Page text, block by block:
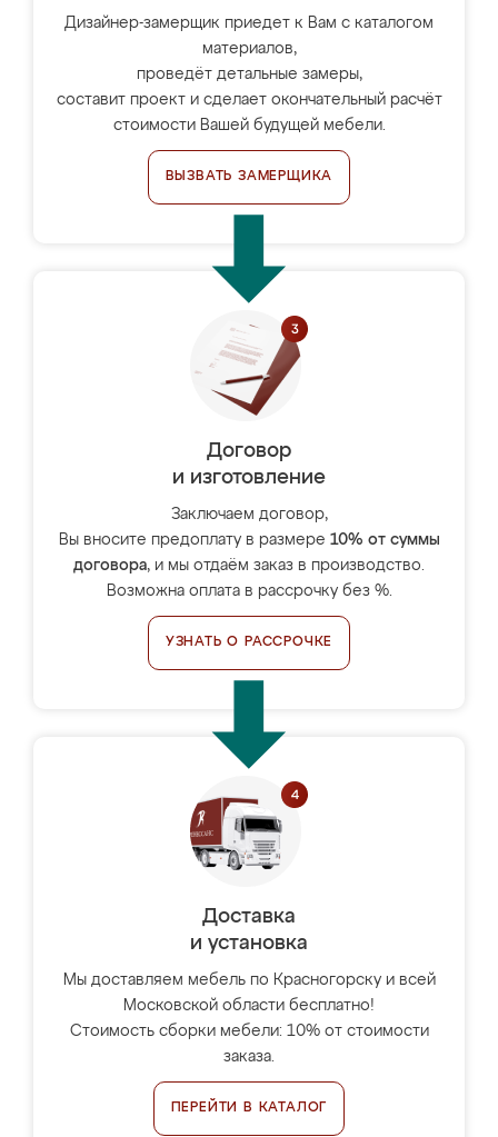
Дизайнер-замерщик приедет к Вам с каталогом
материалов,
проведёт детальные замеры,
составит проект и сделает окончательный расчёт
стоимости Вашей будущей мебели.
ВЫЗВАТЬ ЗАМЕРЩИКА
Договор
и изготовление
Заключаем договор,
Вы вносите предоплату в размере 10% от суммы
договора, и мы отдаём заказ в производство.
Возможна оплата в рассрочку без %.
УЗНАТЬ О РАССРОЧКЕ
Доставка
и установка
Мы доставляем мебель по Красногорску и всей
Московской области бесплатно!
Стоимость сборки мебели: 10% от стоимости
заказа.
ПЕРЕЙТИ В КАТАЛОГ